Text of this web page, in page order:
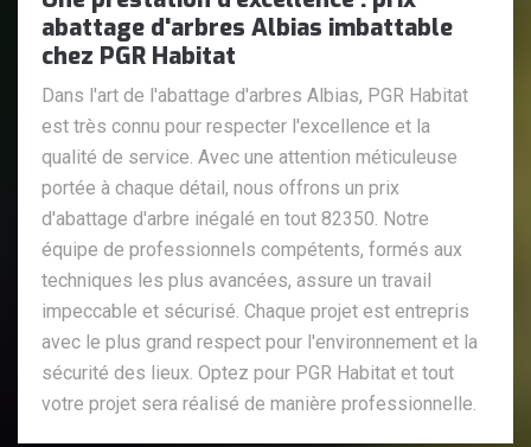
abattage d'arbres Albias imbattable
chez PGR Habitat
Dans l'art de l'abattage d'arbres Albias, PGR Habitat
est très connu pour respecter l'excellence et la
qualité de service. Avec une attention méticuleuse
portée à chaque détail, nous offrons un prix
d'abattage d'arbre inégalé en tout 82350. Notre
équipe de professionnels compétents, formés aux
techniques les plus avancées, assure un travail
impeccable et sécurisé. Chaque projet est entrepris
avec le plus grand respect pour l'environnement et la
sécurité des lieux. Optez pour PGR Habitat et tout
votre projet sera réalisé de manière professionnelle.